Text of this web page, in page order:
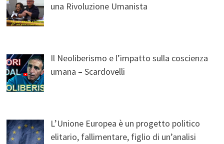
una Rivoluzione Umanista
Il Neoliberismo e l’impatto sulla coscienza
umana – Scardovelli
L’Unione Europea è un progetto politico
elitario, fallimentare, figlio di un’analisi